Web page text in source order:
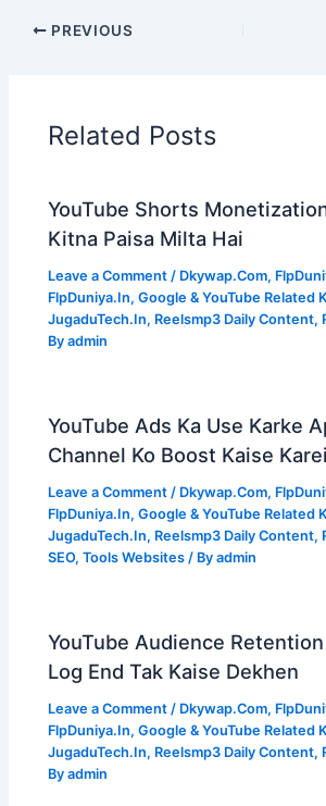
PREVIOUS
Related Posts
YouTube Shorts
Kitna Paisa Milta Hai
Leave a Comment / Dkywap.Com,
FlpDuniya.In,Google & YouTube Related
JugaduTech.In, Reelsmp3 Daily Content,
Byadmin
YouTube Ads Ka Use Karke
Channel Ko Boost Kaise
Leave a Comment / Dkywap.Com,
FlpDuniya.In,Google & YouTube Related
JugaduTech.In, Reelsmp3 Daily Content,
SEO,Tools Websites / Byadmin
YouTube Audience Retention
Log End Tak Kaise Dekhen
Leave a Comment / Dkywap.Com,
FlpDuniya.In,Google & YouTube Related
JugaduTech.In, Reelsmp3 Daily Content,
Byadmin